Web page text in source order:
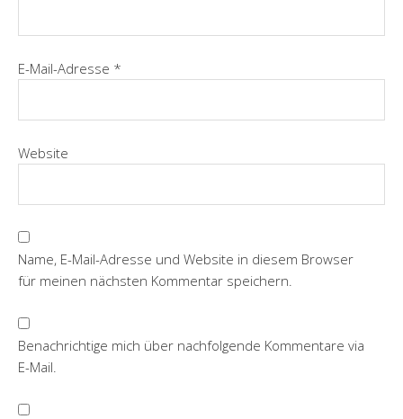
E-Mail-Adresse *
Website
Name, E-Mail-Adresse und Website in diesem Browser
für meinen nächsten Kommentar speichern.
Benachrichtige mich über nachfolgende Kommentare via
E-Mail.